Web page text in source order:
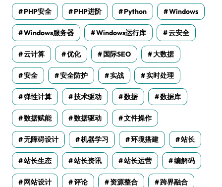
PHP安全 PHP进阶 Python Windows
Windows服务器 Windows运行库 云安全
云计算 优化 国际SEO 大数据
安全 安全防护 实战 实时处理
弹性计算 技术驱动 数据 数据库
数据赋能 数据驱动 文件操作
无障碍设计 机器学习 环境搭建 站长
站长生态 站长资讯 站长运营 编解码
网站设计 评论 资源整合 跨界融合